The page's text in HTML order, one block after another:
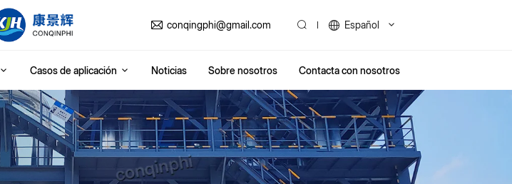
conqingphi@gmail.com Español
Casos de aplicación Noticias Sobre nosotros Contacta con nosotros